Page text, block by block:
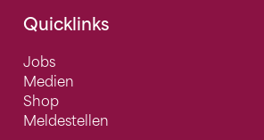
Quicklinks
Jobs
Medien
Shop
Meldestellen